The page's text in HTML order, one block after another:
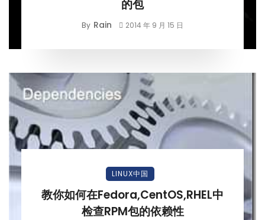
的包
By Rain 2014 年 9 月 15 日
LINUX中国
教你如何在Fedora,CentOS,RHEL中
检查RPM包的依赖性